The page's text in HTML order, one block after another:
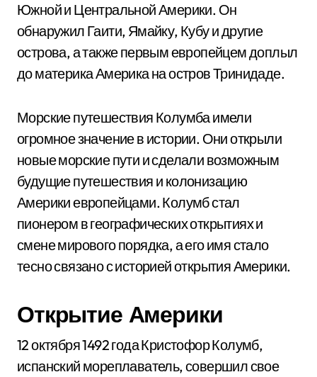
Южной и Центральной Америки. Он
обнаружил Гаити, Ямайку, Кубу и другие
острова, а также первым европейцем доплыл
до материка Америка на остров Тринидаде.
Морские путешествия Колумба имели
огромное значение в истории. Они открыли
новые морские пути и сделали возможным
будущие путешествия и колонизацию
Америки европейцами. Колумб стал
пионером в географических открытиях и
смене мирового порядка, а его имя стало
тесно связано с историей открытия Америки.
Открытие Америки
12 октября 1492 года Кристофор Колумб,
испанский мореплаватель, совершил свое